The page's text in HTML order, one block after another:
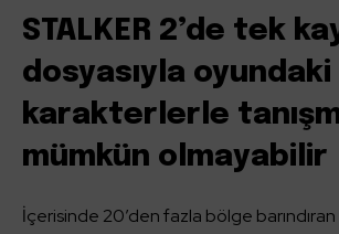
STALKER 2’de tek
dosyasıyla
karakterlerle
mümkün olmayabilir
İçerisinde 20’den fazla bölge